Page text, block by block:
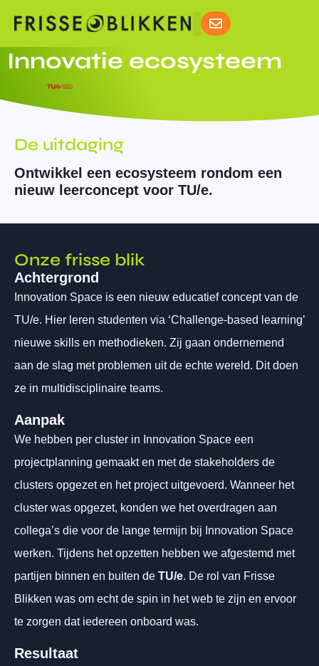
Innovatie ecosysteem
De uitdaging
Ontwikkel een ecosysteem rondom een
nieuw leerconcept voor TU/e.
Onze frisse blik
Achtergrond
Innovation Space is een nieuw educatief concept van de
TU/e. Hier leren studenten via ‘Challenge-based learning’
nieuwe skills en methodieken. Zij gaan ondernemend
aan de slag met problemen uit de echte wereld. Dit doen
ze in multidisciplinaire teams.
Aanpak
We hebben per cluster in Innovation Space een
projectplanning gemaakt en met de stakeholders de
clusters opgezet en het project uitgevoerd. Wanneer het
cluster was opgezet, konden we het overdragen aan
collega’s die voor de lange termijn bij Innovation Space
werken. Tijdens het opzetten hebben we afgestemd met
partijen binnen en buiten de TU/e. De rol van Frisse
Blikken was om echt de spin in het web te zijn en ervoor
te zorgen dat iedereen onboard was.
Resultaat